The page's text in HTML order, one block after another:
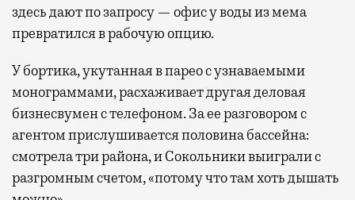
здесь дают по запросу — офис у воды из мема
превратился в рабочую опцию.
У бортика, укутанная в парео с узнаваемыми
монограммами, расхаживает другая деловая
бизнесвумен с телефоном. За ее разговором с
агентом прислушивается половина бассейна:
смотрела три района, и Сокольники выиграли с
разгромным счетом, «потому что там хоть дышать